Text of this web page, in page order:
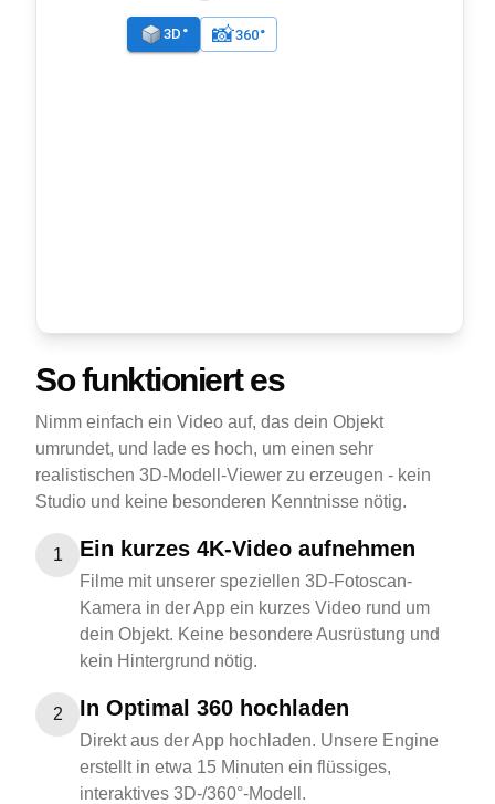
So funktioniert es
Nimm einfach ein Video auf, das dein Objekt
umrundet, und lade es hoch, um einen sehr
realistischen 3D-Modell-Viewer zu erzeugen - kein
Studio und keine besonderen Kenntnisse nötig.
1 Ein kurzes 4K-Video aufnehmen
Filme mit unserer speziellen 3D-Fotoscan-
Kamera in der App ein kurzes Video rund um
dein Objekt. Keine besondere Ausrüstung und
kein Hintergrund nötig.
2 In Optimal 360 hochladen
Direkt aus der App hochladen. Unsere Engine
erstellt in etwa 15 Minuten ein flüssiges,
interaktives 3D-/360°-Modell.